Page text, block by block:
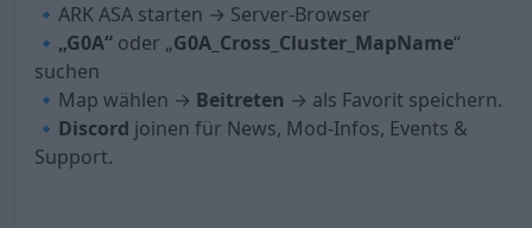
🔹ARK ASA starten → Server-Browser
🔹 „G0A“ oder „G0A_Cross_Cluster_MapName“
suchen
🔹Map wählen → Beitreten → als Favorit speichern.
🔹 Discord joinen für News, Mod-Infos, Events &
Support.